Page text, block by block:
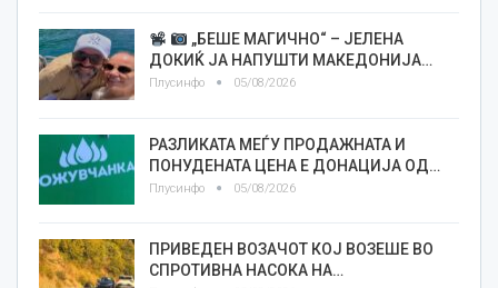
„БЕШЕ МАГИЧНО“ – ЈЕЛЕНА
ДОКИЌ ЈА НАПУШТИ МАКЕДОНИЈА…
Плусинфо 05/08/2026
РАЗЛИКАТА МЕЃУ ПРОДАЖНАТА И
ПОНУДЕНАТА ЦЕНА Е ДОНАЦИЈА ОД…
Плусинфо 05/08/2026
ПРИВЕДЕН ВОЗАЧОТ КОЈ ВОЗЕШЕ ВО
СПРОТИВНА НАСОКА НА…